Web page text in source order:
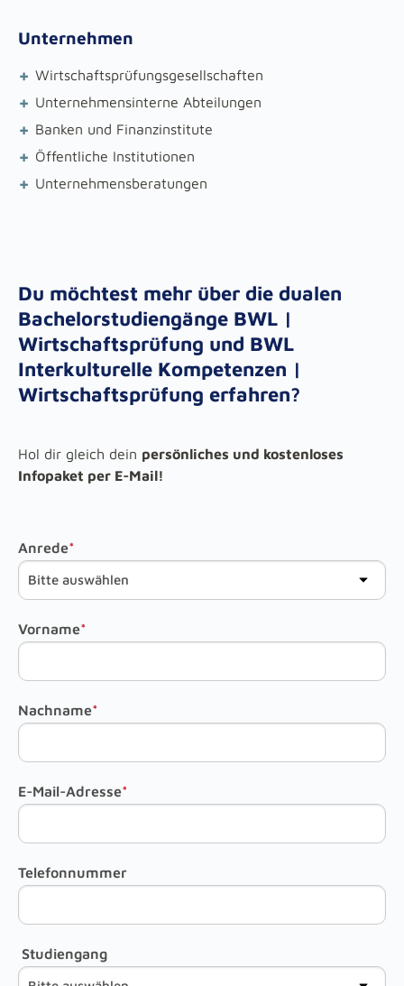
Unternehmen
+ Wirtschaftsprüfungsgesellschaften
+ Unternehmensinterne Abteilungen
+ Banken und Finanzinstitute
+ Öffentliche Institutionen
+ Unternehmensberatungen
Du möchtest mehr über die dualen
Bachelorstudiengänge BWL |
Wirtschaftsprüfung und BWL
Interkulturelle Kompetenzen |
Wirtschaftsprüfung erfahren?
Hol dir gleich dein persönliches und kostenloses
Infopaket per E-Mail!
Anrede*
Vorname*
Nachname*
E-Mail-Adresse*
Telefonnummer
Studiengang